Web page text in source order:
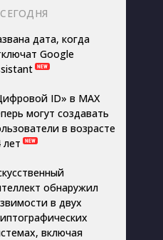
дата, когда
Google
ID» в MAX
могут создавать
в возрасте
лет
обнаружил
в двух
включая